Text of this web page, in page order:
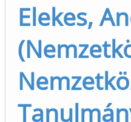
Elekes,